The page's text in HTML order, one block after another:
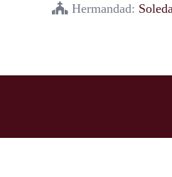
Hermandad: